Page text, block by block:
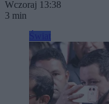
Wczoraj 13:38
3 min